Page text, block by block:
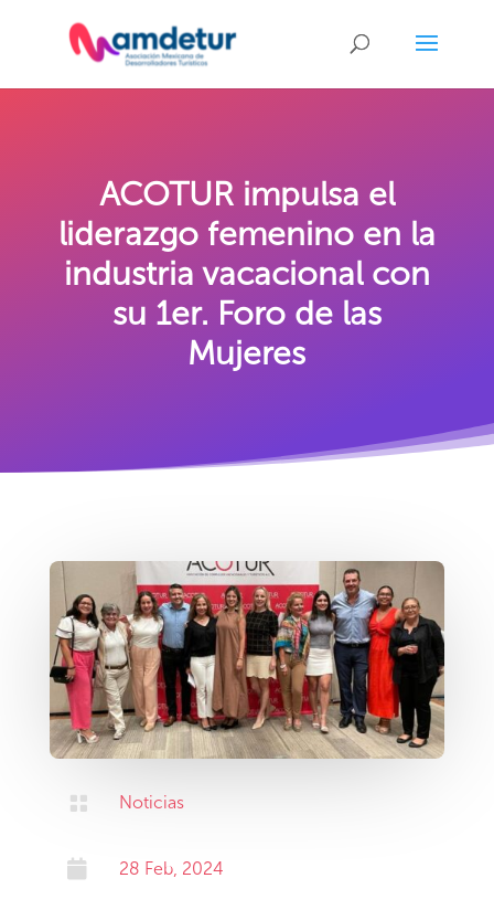
ACOTUR impulsa el
liderazgo femenino en la
industria vacacional con
su 1er. Foro de las
Mujeres
 Noticias
 28 Feb, 2024